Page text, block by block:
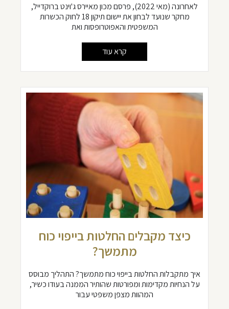
לאחרונה (מאי 2022), פרסם מכון מאיירס ג'וינט ברוקדייל,
מחקר שנועד לבחון את יישום תיקון 18 לחוק הכשרות
המשפטית והאפוטרופסות ואת
קרא עוד
כיצד מקבלים החלטות בייפוי כוח
מתמשך?
איך מתקבלות החלטות בייפוי כוח מתמשך? התהליך מבוסס
על הנחיות מקדימות ומפורטות שהותיר הממנה בעודו כשיר,
המהוות מצפן משפטי עבור